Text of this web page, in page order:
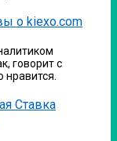
о kiexo.com
говорит с
нравится.
Ставка